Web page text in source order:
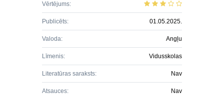
Vērtējums:
Publicēts: 01.05.2025.
Valoda: Angļu
Līmenis: Vidusskolas
Literatūras saraksts: Nav
Atsauces: Nav